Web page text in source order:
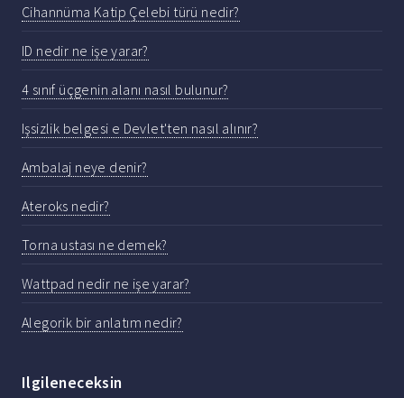
Cihannüma Katip Çelebi türü nedir?
ID nedir ne işe yarar?
4 sınıf üçgenin alanı nasıl bulunur?
Işsizlik belgesi e Devlet'ten nasıl alınır?
Ambalaj neye denir?
Ateroks nedir?
Torna ustası ne demek?
Wattpad nedir ne işe yarar?
Alegorik bir anlatım nedir?
Ilgileneceksin